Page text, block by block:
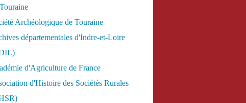
Archéologique de Touraine
départementales d'Indre-et-Loire
d'Agriculture de France
d'Histoire des Sociétés Rurales